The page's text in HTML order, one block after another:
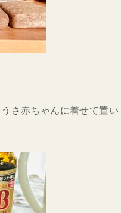
さ赤ちゃんに着せて置い